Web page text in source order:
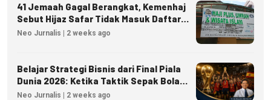
41 Jemaah Gagal Berangkat, Kemenhaj
Sebut Hijaz Safar Tidak Masuk Daftar
Resmi PPIU
Neo Jurnalis | 2 weeks ago
Belajar Strategi Bisnis dari Final Piala
Dunia 2026: Ketika Taktik Sepak Bola
Menjadi Inspirasi Kesuksesan Bisnis
Neo Jurnalis | 2 weeks ago